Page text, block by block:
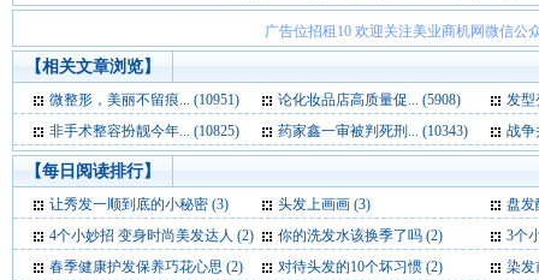
广告位招租10 欢迎关注美业商机网微信公
【相关文章浏览】
微整形，美丽不留痕... (10951) 论化妆品店高质量促... (5908)
发型
非手术整容扮靓今年... (10825)
药家鑫一审被判死刑... (10343) 战争
【每日阅读排行】
让秀发一顺到底的小秘密 (3) 头发上画画 (3)
盘发
4个小妙招 变身时尚美发达人 (2)
你的洗发水该换季了吗 (2)
3个
春季健康护发保养巧花心思 (2)
对待头发的10个坏习惯 (2) 染发